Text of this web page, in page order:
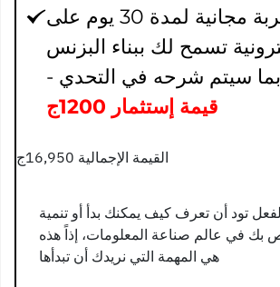
فترة تجربة مجانية لمدة 30 يوم على
تسمح لك ببناء البزنس
سيتم شرحه في التحدي -
قيمة إستثمار 1200ج
القيمة الإجمالية 16,950ج
تود أن تعرف كيف يمكنك بدأ أو تنمية
بك في عالم صناعة المعلومات، إذاً هذه
هي المهمة التي نريدك أن تبدأها